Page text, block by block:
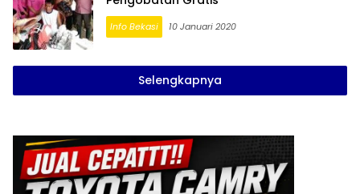
Info Bekasi 10 Januari 2020
Selengkapnya